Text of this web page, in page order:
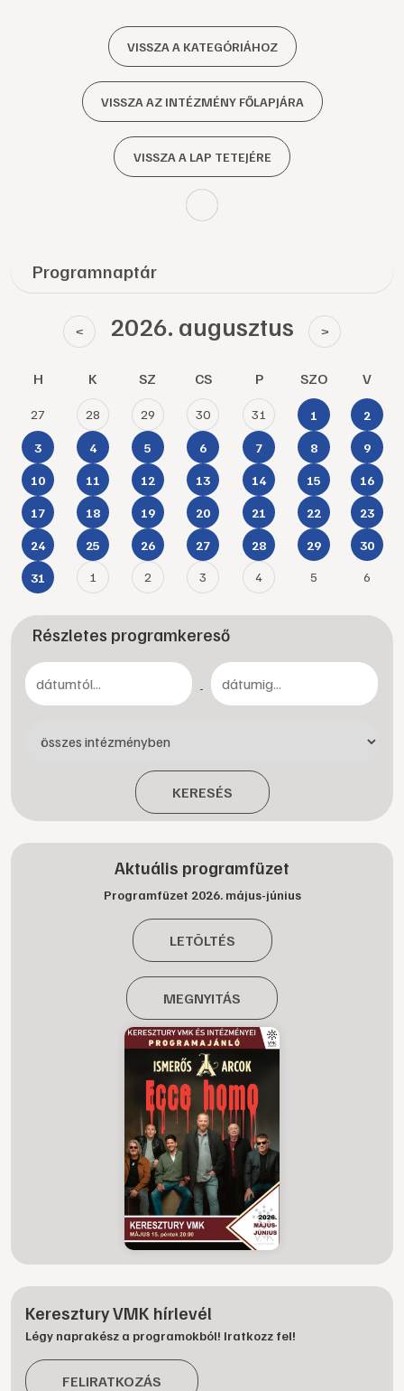
VISSZA A KATEGÓRIÁHOZ
VISSZA AZ INTÉZMÉNY FŐLAPJÁRA
VISSZA A LAP TETEJÉRE
Programnaptár
< 2026. augusztus >
H K SZ CS P SZO V
27 28 29 30 31 1 2
3 4 5 6 7 8 9
10 11 12 13 14 15 16
17 18 19 20 21 22 23
24 25 26 27 28 29 30
31 1 2 3 4 5 6
Részletes programkereső
-
KERESÉS
Aktuális programfüzet
Programfüzet 2026. május-június
LETÖLTÉS
MEGNYITÁS
Keresztury VMK hírlevél
Légy naprakész a programokból! Iratkozz fel!
FELIRATKOZÁS